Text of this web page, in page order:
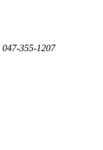
047-355-1207